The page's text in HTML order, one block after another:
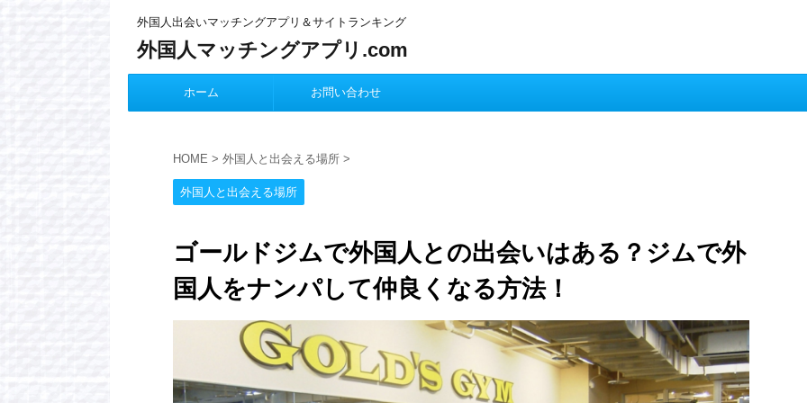
外国人出会いマッチングアプリ＆サイトランキング
外国人マッチングアプリ.com
ホーム お問い合わせ
HOME > 外国人と出会える場所 >
外国人と出会える場所
ゴールドジムで外国人との出会いはある？ジムで外
国人をナンパして仲良くなる方法！